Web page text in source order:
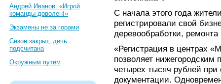
Андрей Иванов: «Игрой
команды доволен!»
Экзамены не за горами
Сезон закрыт, дичь
подсчитана
Окружным путём
С начала этого года
регистрировали свой
деревообработки,
«Регистрация в центрах
позволяет нижегородским
четырех тысяч рублей
документации.